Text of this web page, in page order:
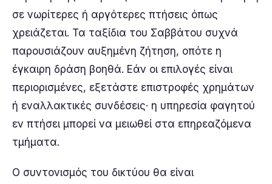
σε νωρίτερες ή αργότερες πτήσεις όπως
χρειάζεται. Τα ταξίδια του Σαββάτου συχνά
παρουσιάζουν αυξημένη ζήτηση, οπότε η
έγκαιρη δράση βοηθά. Εάν οι επιλογές είναι
περιορισμένες, εξετάστε επιστροφές χρημάτων
ή εναλλακτικές συνδέσεις· η υπηρεσία φαγητού
εν πτήσει μπορεί να μειωθεί στα επηρεαζόμενα
τμήματα.
Ο συντονισμός του δικτύου θα είναι